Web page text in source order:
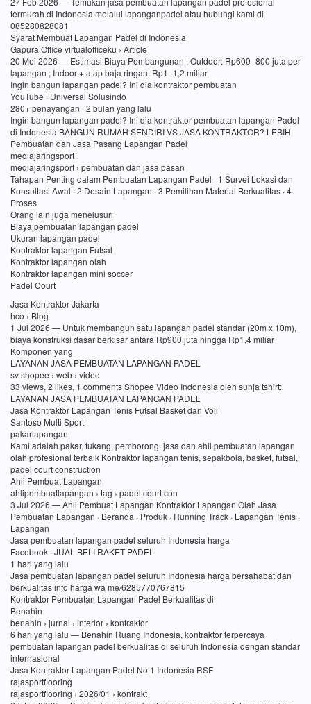
termurah di Indonesia melalui lapanganpadel atau hubungi kami di
085280828081
Syarat Membuat Lapangan Padel di Indonesia
Gapura Office virtualofficeku › Article
20 Mei 2026 — Estimasi Biaya Pembangunan ; Outdoor: Rp600–800 juta per
lapangan ; Indoor + atap baja ringan: Rp1–1,2 miliar
Ingin bangun lapangan padel? Ini dia kontraktor pembuatan
YouTube · Universal Solusindo
280+ penayangan · 2 bulan yang lalu
Ingin bangun lapangan padel? Ini dia kontraktor pembuatan lapangan Padel
di Indonesia BANGUN RUMAH SENDIRI VS JASA KONTRAKTOR? LEBIH
Pembuatan dan Jasa Pasang Lapangan Padel
mediajaringsport
mediajaringsport › pembuatan dan jasa pasan
Tahapan Penting dalam Pembuatan Lapangan Padel · 1 Survei Lokasi dan
Konsultasi Awal · 2 Desain Lapangan · 3 Pemilihan Material Berkualitas · 4
Proses
Orang lain juga menelusuri
Biaya pembuatan lapangan padel
Ukuran lapangan padel
Kontraktor lapangan Futsal
Kontraktor lapangan olah
Kontraktor lapangan mini soccer
Padel Court
Jasa Kontraktor Jakarta
hco › Blog
1 Jul 2026 — Untuk membangun satu lapangan padel standar (20m x 10m),
biaya konstruksi dasar berkisar antara Rp900 juta hingga Rp1,4 miliar
Komponen yang
LAYANAN JASA PEMBUATAN LAPANGAN PADEL
sv shopee › web › video
33 views, 2 likes, 1 comments Shopee Video Indonesia oleh sunja tshirt:
LAYANAN JASA PEMBUATAN LAPANGAN PADEL
Jasa Kontraktor Lapangan Tenis Futsal Basket dan Voli
Santoso Multi Sport
pakarlapangan
Kami adalah pakar, tukang, pemborong, jasa dan ahli pembuatan lapangan
olah profesional terbaik Kontraktor lapangan tenis, sepakbola, basket, futsal,
padel court construction
Ahli Pembuat Lapangan
ahlipembuatlapangan › tag › padel court con
3 Jul 2026 — Ahli Pembuat Lapangan Kontraktor Lapangan Olah Jasa
Pembuatan Lapangan · Beranda · Produk · Running Track · Lapangan Tenis ·
Lapangan
Jasa pembuatan lapangan padel seluruh Indonesia harga
Facebook · JUAL BELI RAKET PADEL
1 hari yang lalu
Jasa pembuatan lapangan padel seluruh Indonesia harga bersahabat dan
berkualitas info harga wa me/6285770767815
Kontraktor Pembuatan Lapangan Padel Berkualitas di
Benahin
benahin › jurnal › interior › kontraktor
6 hari yang lalu — Benahin Ruang Indonesia, kontraktor terpercaya
pembuatan lapangan padel berkualitas di seluruh Indonesia dengan standar
internasional
Jasa Kontraktor Lapangan Padel No 1 Indonesia RSF
rajasportflooring
rajasportflooring › 2026/01 › kontrakt